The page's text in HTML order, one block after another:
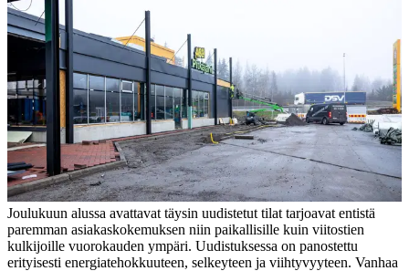
Joulukuun alussa avattavat täysin uudistetut tilat tarjoavat entistä
paremman asiakaskokemuksen niin paikallisille kuin viitostien
kulkijoille vuorokauden ympäri. Uudistuksessa on panostettu
erityisesti energiatehokkuuteen, selkeyteen ja viihtyvyyteen. Vanhaa